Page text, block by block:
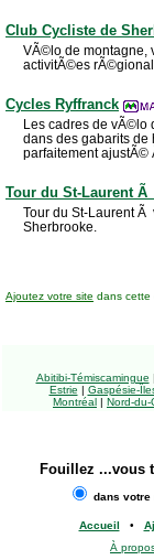
Club Cycliste de
VÃ©lo de montagne,
activitÃ©es
Cycles Ryffranck
Les cadres de vÃ©lo
dans des gabarits de
parfaitement ajustÃ©
Tour du St-Laurent
Tour du St-Laurent Ã
Sherbrooke.
Ajoutez votre site dans cette
Abitibi-Témiscamingue |
Estrie | Gaspésie-
Montréal | Nord-du-
Fouillez ...vous
dans votre
Accueil •
À